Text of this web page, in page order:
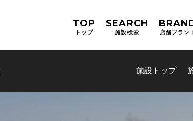
TOP
トップ
SEARCH
施設検索 店舗ブラン
施設トップ